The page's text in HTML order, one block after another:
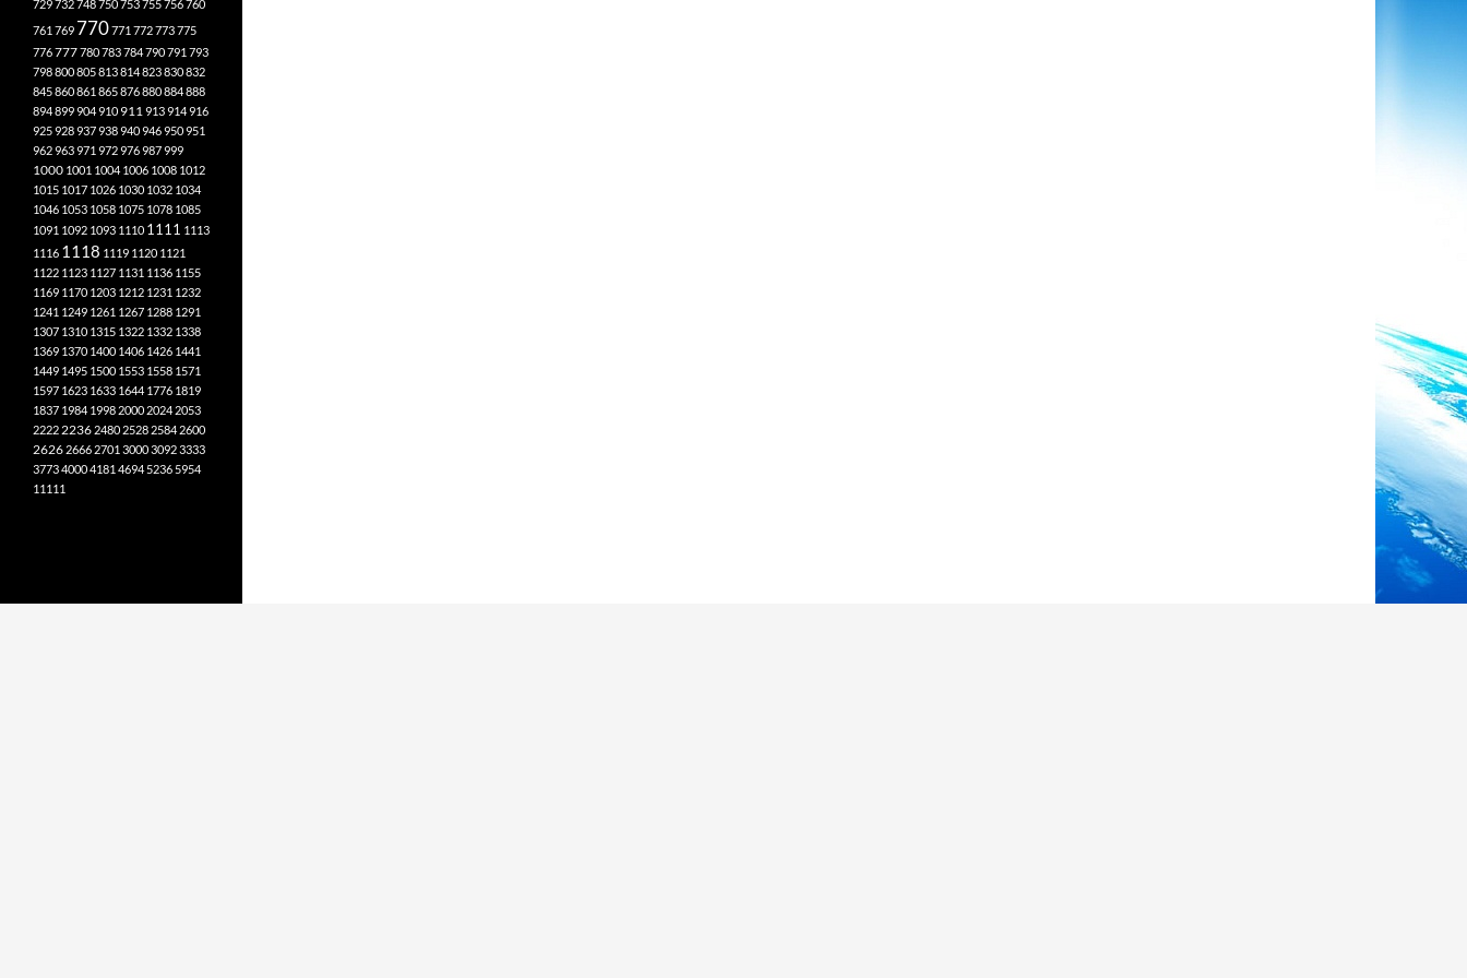
729732748750753755756760
761 769 770771 772773775
776777780783784790791 793
798800805813814823830832
845860861 865876880884888
894899904910 911 913914916
925928937938940946950951
962963971 972976987999
1000 1001 1004 1006 1008 1012
1015 1017 1026 1030 1032 1034
1046 1053 1058 1075 1078 1085
1091 1092 1093 1110 1111 1113
1116 1118 1119 1120 1121
1122 1123 1127 1131 1136 1155
1169 1170 1203 1212 1231 1232
1241 1249 1261 1267 1288 1291
1307 1310 1315 1322 1332 1338
1369 1370 1400 1406 1426 1441
1449 1495 1500 1553 1558 1571
1597 1623 1633 1644 1776 1819
1837 1984 1998 2000 2024 2053
2222 2236 2480 2528 2584 2600
2626 2666 2701 300030923333
377340004181 4694 5236 5954
11111